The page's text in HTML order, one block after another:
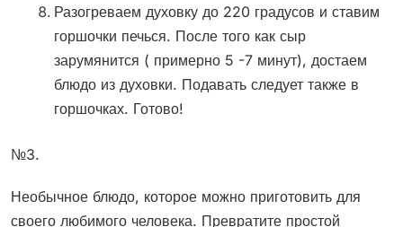
Разогреваем духовку до 220 градусов и ставим
горшочки печься. После того как сыр
зарумянится ( примерно 5 -7 минут), достаем
блюдо из духовки. Подавать следует также в
горшочках. Готово!
№3.
Необычное блюдо, которое можно приготовить для
своего любимого человека. Превратите простой